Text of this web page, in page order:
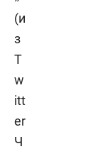
(и
з
T
w
itt
er
Ч